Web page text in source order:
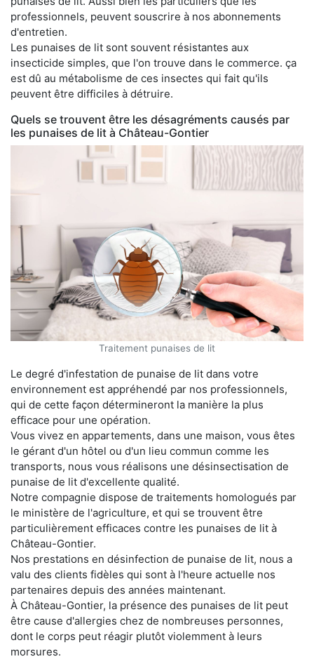
professionnels, peuvent souscrire à nos abonnements
d'entretien.
Les punaises de lit sont souvent résistantes aux
insecticide simples, que l'on trouve dans le commerce. ça
est dû au métabolisme de ces insectes qui fait qu'ils
peuvent être difficiles à détruire.
Quels se trouvent être les désagréments causés par
les punaises de lit à Château-Gontier
Traitement punaises de lit
Le degré d'infestation de punaise de lit dans votre
environnement est appréhendé par nos professionnels,
qui de cette façon détermineront la manière la plus
efficace pour une opération.
Vous vivez en appartements, dans une maison, vous êtes
le gérant d'un hôtel ou d'un lieu commun comme les
transports, nous vous réalisons une désinsectisation de
punaise de lit d'excellente qualité.
Notre compagnie dispose de traitements homologués par
le ministère de l'agriculture, et qui se trouvent être
particulièrement efficaces contre les punaises de lit à
Château-Gontier.
Nos prestations en désinfection de punaise de lit, nous a
valu des clients fidèles qui sont à l'heure actuelle nos
partenaires depuis des années maintenant.
À Château-Gontier, la présence des punaises de lit peut
être cause d'allergies chez de nombreuses personnes,
dont le corps peut réagir plutôt violemment à leurs
morsures.